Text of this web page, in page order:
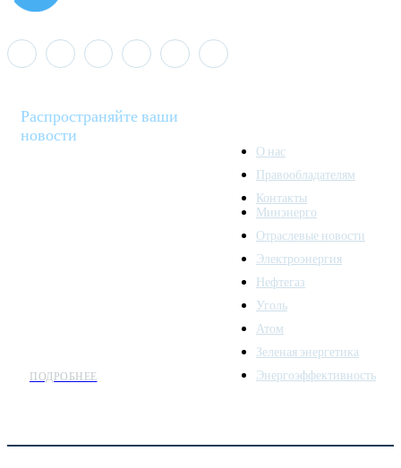
Распространяйте ваши
новости
ПОДРОБНЕЕ
О нас
Правообладателям
Контакты
Минэнерго
Отраслевые новости
Электроэнергия
Нефтегаз
Уголь
Атом
Зеленая энергетика
Энергоэффективность